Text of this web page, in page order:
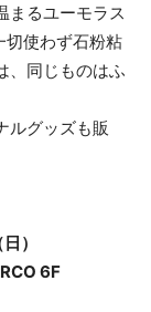
まるユーモラス
切使わず石粉粘
、同じものはふ
ルグッズも販
）
6F